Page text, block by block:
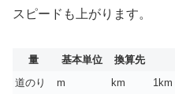
スピードも上がります。
量 基本単位 換算先
道のり
m km 1km